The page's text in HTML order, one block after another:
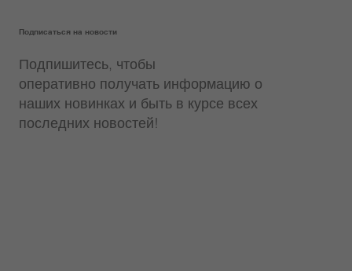
Подписаться на новости
Подпишитесь, чтобы
оперативно получать информацию о
наших новинках и быть в курсе всех
последних новостей!